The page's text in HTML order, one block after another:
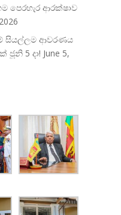
පෙරහැර ආරක්ෂාව
සියල්ලම ආවරණය
ජූනි 5 දා! June 5,